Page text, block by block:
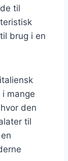
til
brug i en
mange
den
til